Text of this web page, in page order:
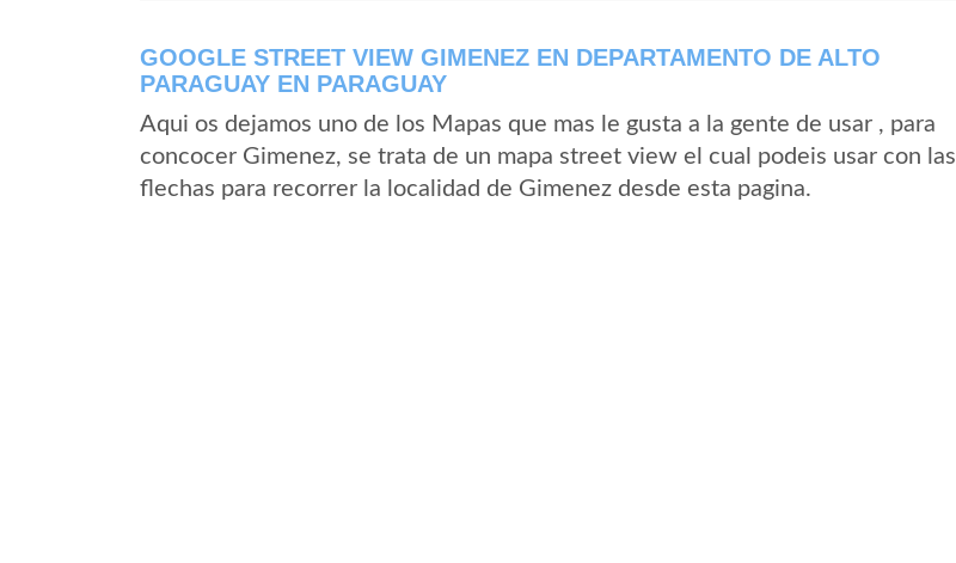
GOOGLE STREET VIEW GIMENEZ EN DEPARTAMENTO DE ALTO
PARAGUAY EN PARAGUAY
Aqui os dejamos uno de los Mapas que mas le gusta a la gente de usar , para
concocer Gimenez, se trata de un mapa street view el cual podeis usar con las
flechas para recorrer la localidad de Gimenez desde esta pagina.